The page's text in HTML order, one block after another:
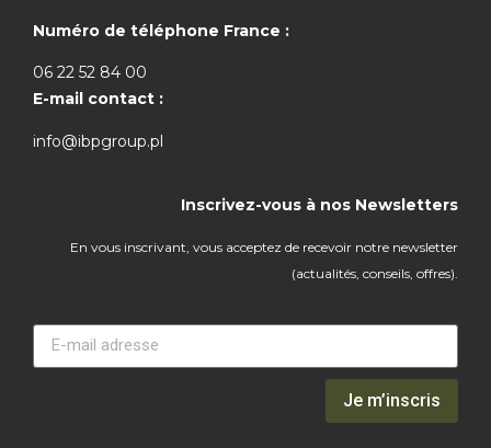
Numéro de téléphone France :
06 22 52 84 00
E-mail contact :
info@ibpgroup.pl
Inscrivez-vous à nos Newsletters
En vous inscrivant, vous acceptez de recevoir notre newsletter
(actualités, conseils, offres).
Je m’inscris